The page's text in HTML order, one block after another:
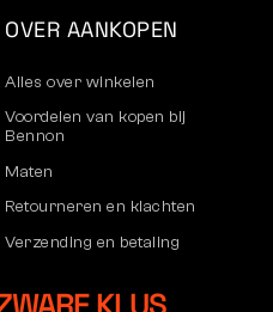
OVER AANKOPEN
Alles over winkelen
Voordelen van kopen bij
Bennon
Maten
Retourneren en klachten
Verzending en betaling